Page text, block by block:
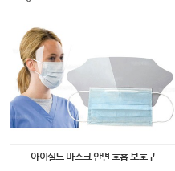
아이실드 마스크 안면 호흡 보호구